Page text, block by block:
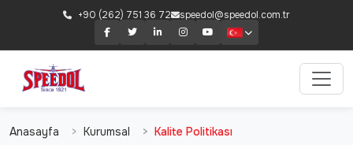
+90 (262) 751 36 72 speedol@speedol.com.tr
Anasayfa Kurumsal Kalite Politikası